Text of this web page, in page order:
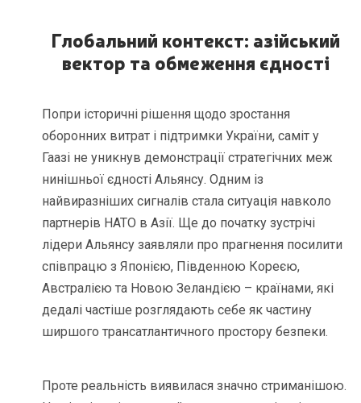
Глобальний контекст: азійський
вектор та обмеження єдності
Попри історичні рішення щодо зростання
оборонних витрат і підтримки України, саміт у
Гаазі не уникнув демонстрації стратегічних меж
нинішньої єдності Альянсу. Одним із
найвиразніших сигналів стала ситуація навколо
партнерів НАТО в Азії. Ще до початку зустрічі
лідери Альянсу заявляли про прагнення посилити
співпрацю з Японією, Південною Кореєю,
Австралією та Новою Зеландією – країнами, які
дедалі частіше розглядають себе як частину
ширшого трансатлантичного простору безпеки.
Проте реальність виявилася значно стриманішою.